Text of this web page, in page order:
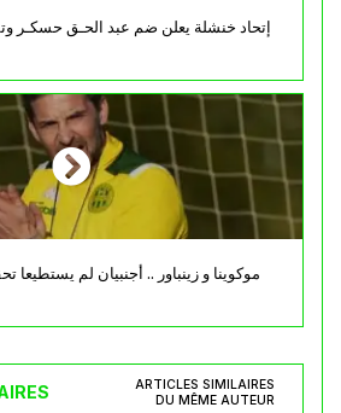
إتحاد خنشلة يعلن ضم عبد الحـق حسكـر
موكوينا و زينباور .. أجنبيان لم يستطيعا
ARTICLES SIMILAIRES
DU MÊME AUTEUR